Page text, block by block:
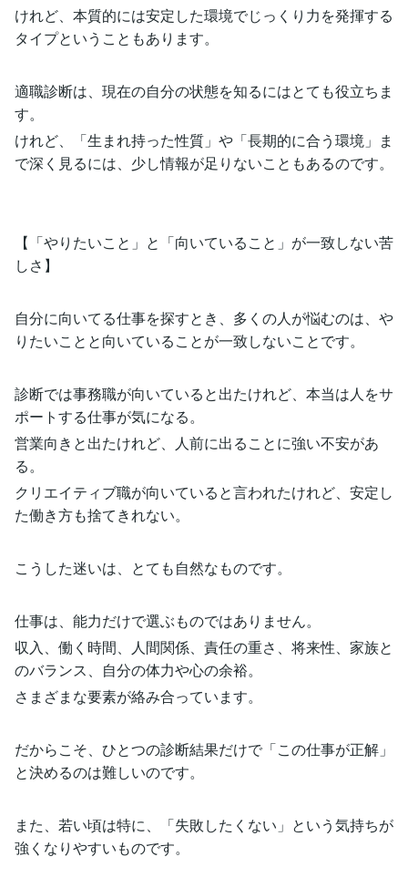
けれど、本質的には安定した環境でじっくり力を発揮する
タイプということもあります。
適職診断は、現在の自分の状態を知るにはとても役立ちま
す。
けれど、「生まれ持った性質」や「長期的に合う環境」ま
で深く見るには、少し情報が足りないこともあるのです。
【「やりたいこと」と「向いていること」が一致しない苦
しさ】
自分に向いてる仕事を探すとき、多くの人が悩むのは、や
りたいことと向いていることが一致しないことです。
診断では事務職が向いていると出たけれど、本当は人をサ
ポートする仕事が気になる。
営業向きと出たけれど、人前に出ることに強い不安があ
る。
クリエイティブ職が向いていると言われたけれど、安定し
た働き方も捨てきれない。
こうした迷いは、とても自然なものです。
仕事は、能力だけで選ぶものではありません。
収入、働く時間、人間関係、責任の重さ、将来性、家族と
のバランス、自分の体力や心の余裕。
さまざまな要素が絡み合っています。
だからこそ、ひとつの診断結果だけで「この仕事が正解」
と決めるのは難しいのです。
また、若い頃は特に、「失敗したくない」という気持ちが
強くなりやすいものです。